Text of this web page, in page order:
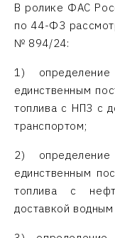
В ролике ФАС
по 44-ФЗ
№ 894/24:
1)
единственным
топлива с НПЗ с
транспортом;
2)
единственным
топлива с
доставкой